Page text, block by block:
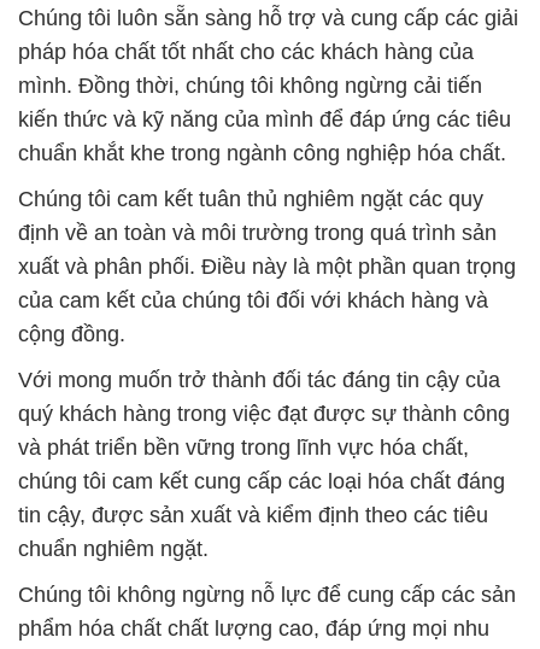
Chúng tôi luôn sẵn sàng hỗ trợ và cung cấp các giải
pháp hóa chất tốt nhất cho các khách hàng của
mình. Đồng thời, chúng tôi không ngừng cải tiến
kiến thức và kỹ năng của mình để đáp ứng các tiêu
chuẩn khắt khe trong ngành công nghiệp hóa chất.
Chúng tôi cam kết tuân thủ nghiêm ngặt các quy
định về an toàn và môi trường trong quá trình sản
xuất và phân phối. Điều này là một phần quan trọng
của cam kết của chúng tôi đối với khách hàng và
cộng đồng.
Với mong muốn trở thành đối tác đáng tin cậy của
quý khách hàng trong việc đạt được sự thành công
và phát triển bền vững trong lĩnh vực hóa chất,
chúng tôi cam kết cung cấp các loại hóa chất đáng
tin cậy, được sản xuất và kiểm định theo các tiêu
chuẩn nghiêm ngặt.
Chúng tôi không ngừng nỗ lực để cung cấp các sản
phẩm hóa chất chất lượng cao, đáp ứng mọi nhu